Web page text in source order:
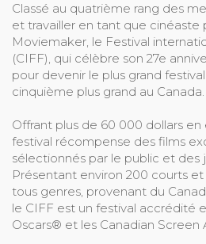
Classé au quatrième rang des
et travailler en tant que cinéaste
Moviemaker, le Festival
(CIFF), qui célèbre son 27e
pour devenir le plus grand
cinquième plus grand au Canada.
Offrant plus de 60 000 dollars
festival récompense des films
sélectionnés par le public et des
Présentant environ 200 courts
tous genres, provenant du
le CIFF est un festival accrédité
Oscars® et les Canadian Screen